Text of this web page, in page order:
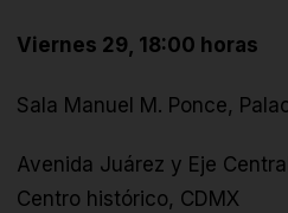
Viernes 29, 18:00 horas
Sala Manuel M. Ponce,
Avenida Juárez y Eje
Centro histórico, CDMX